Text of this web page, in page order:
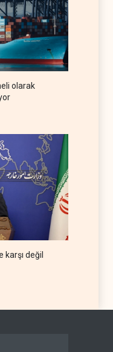
hamlesiyle
2026
güvenlik
olarak
karşı değil